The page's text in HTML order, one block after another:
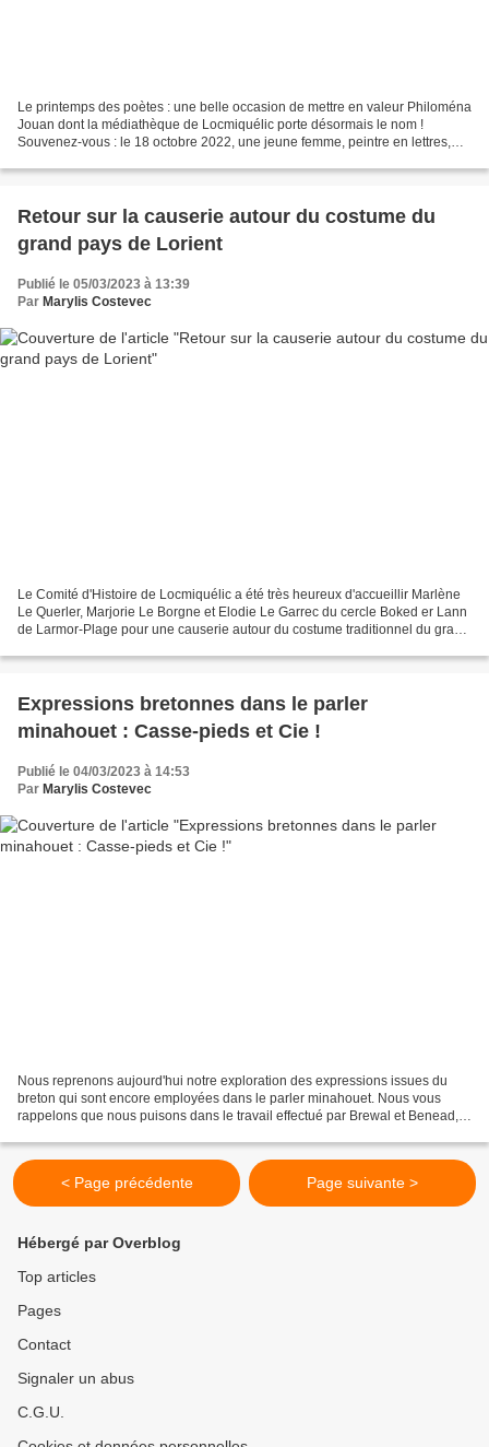
Le printemps des poètes : une belle occasion de mettre en valeur Philoména
Jouan dont la médiathèque de Locmiquélic porte désormais le nom !
Souvenez-vous : le 18 octobre 2022, une jeune femme, peintre en lettres,
Retour sur la causerie autour du costume du
grand pays de Lorient
Publié le 05/03/2023 à 13:39
Par Marylis Costevec
Le Comité d'Histoire de Locmiquélic a été très heureux d'accueillir Marlène
Le Querler, Marjorie Le Borgne et Elodie Le Garrec du cercle Boked er Lann
de Larmor-Plage pour une causerie autour du costume traditionnel du grand
Expressions bretonnes dans le parler
minahouet : Casse-pieds et Cie !
Publié le 04/03/2023 à 14:53
Par Marylis Costevec
Nous reprenons aujourd'hui notre exploration des expressions issues du
breton qui sont encore employées dans le parler minahouet. Nous vous
rappelons que nous puisons dans le travail effectué par Brewal et Benead,
< Page précédente Page suivante >
Hébergé par Overblog
Top articles
Pages
Contact
Signaler un abus
C.G.U.